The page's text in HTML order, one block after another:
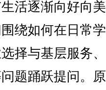
活逐渐向好向
绕如何在日常
择与基层服务
题踊跃提问。